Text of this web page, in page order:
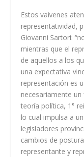
Estos vaivenes
representatividad,
Giovanni Sartori:
mientras que el
de aquellos a los
una expectativa
representación es
necesariamente un
teoría política, 1°
lo cual impulsa a
legisladores
cambios de
representante y